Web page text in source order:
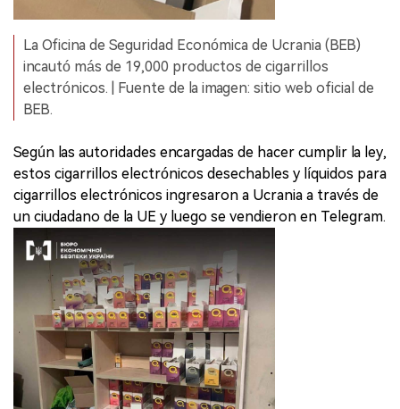
La Oficina de Seguridad Económica de Ucrania (BEB)
incautó más de 19,000 productos de cigarrillos
electrónicos. | Fuente de la imagen: sitio web oficial de
BEB.
Según las autoridades encargadas de hacer cumplir la ley,
estos cigarrillos electrónicos desechables y líquidos para
cigarrillos electrónicos ingresaron a Ucrania a través de
un ciudadano de la UE y luego se vendieron en Telegram.